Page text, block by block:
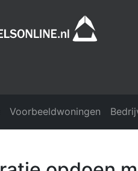
Voorbeeldwoningen